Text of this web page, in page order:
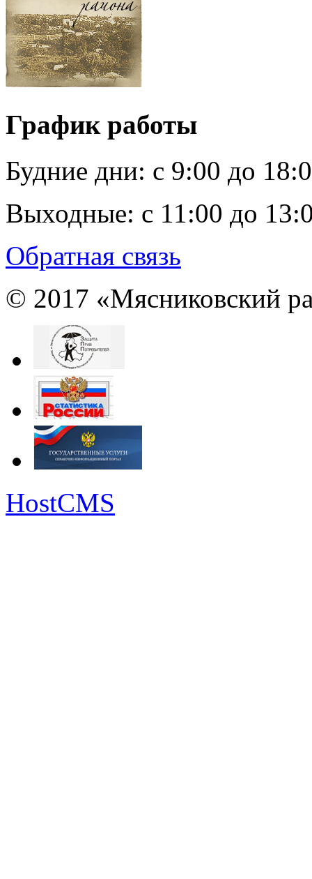
График работы
Будние дни: c 9:00 до
Выходные: с 11:00 до
Обратная связь
© 2017 «Мясниковский
HostCMS